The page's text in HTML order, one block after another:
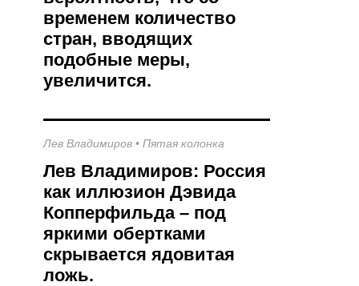
временем количество
стран, вводящих
подобные меры,
увеличится.
Лев Владимиров • Пятая колонка
Лев Владимиров: Россия
как иллюзион Дэвида
Копперфильда – под
яркими обертками
скрывается ядовитая
ложь.